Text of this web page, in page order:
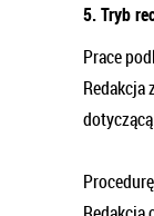
5. Tryb
Prace
Redakcja